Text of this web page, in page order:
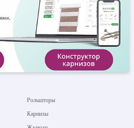
Рольшторы
Карнизы